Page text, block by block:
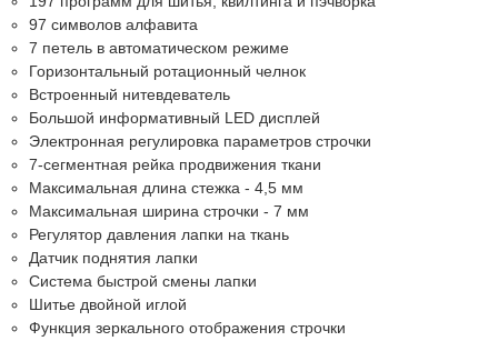
97 символов алфавита
7 петель в автоматическом режиме
Горизонтальный ротационный челнок
Встроенный нитевдеватель
Большой информативный LED дисплей
Электронная регулировка параметров строчки
7-сегментная рейка продвижения ткани
Максимальная длина стежка - 4,5 мм
Максимальная ширина строчки - 7 мм
Регулятор давления лапки на ткань
Датчик поднятия лапки
Система быстрой смены лапки
Шитье двойной иглой
Функция зеркального отображения строчки